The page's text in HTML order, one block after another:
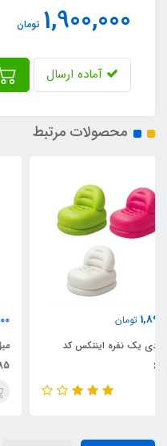
1,900,000 تومان
آماده ارسال
محصولات مرتبط
4,500,000
مبل بادی پشتی دار اینتکس کد